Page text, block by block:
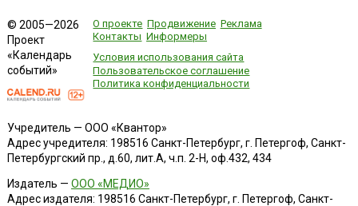
© 2005—2026
Проект
«Календарь
событий»
О проекте Продвижение Реклама
Контакты Информеры
Условия использования сайта
Пользовательское соглашение
Политика конфиденциальности
Учредитель — ООО «Квантор»
Адрес учредителя: 198516 Санкт-Петербург, г. Петергоф, Санкт-
Петербургский пр., д.60, лит.А, ч.п. 2-Н, оф.432, 434
Издатель — ООО «МЕДИО»
Адрес издателя: 198516 Санкт-Петербург, г. Петергоф, Санкт-